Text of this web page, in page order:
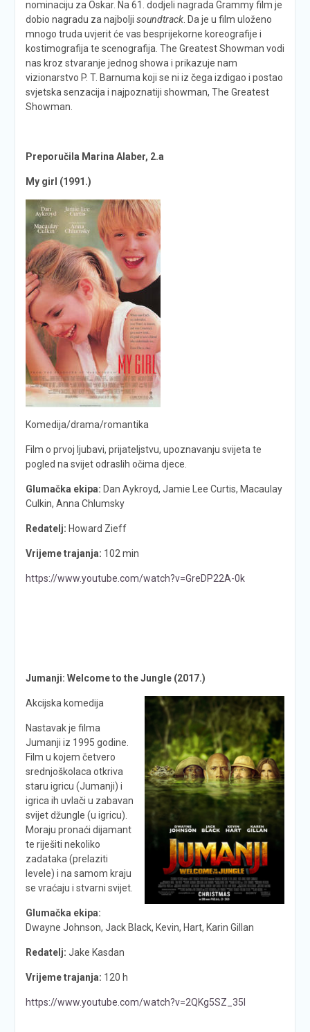
nominaciju za Oskar. Na 61. dodjeli nagrada Grammy film je
dobio nagradu za najbolji soundtrack. Da je u film uloženo
mnogo truda uvjerit će vas besprijekorne koreografije i
kostimografija te scenografija. The Greatest Showman vodi
nas kroz stvaranje jednog showa i prikazuje nam
vizionarstvo P. T. Barnuma koji se ni iz čega izdigao i postao
svjetska senzacija i najpoznatiji showman, The Greatest
Showman.
Preporučila Marina Alaber, 2.a
My girl (1991.)
Komedija/drama/romantika
Film o prvoj ljubavi, prijateljstvu, upoznavanju svijeta te
pogled na svijet odraslih očima djece.
Glumačka ekipa: Dan Aykroyd, Jamie Lee Curtis, Macaulay
Culkin, Anna Chlumsky
Redatelj: Howard Zieff
Vrijeme trajanja: 102 min
https://www.youtube.com/watch?v=GreDP22A-0k
Jumanji: Welcome to the Jungle (2017.)
Akcijska komedija
Nastavak je filma
Jumanji iz 1995 godine.
Film u kojem četvero
srednjoškolaca otkriva
staru igricu (Jumanji) i
igrica ih uvlači u zabavan
svijet džungle (u igricu).
Moraju pronaći dijamant
te riješiti nekoliko
zadataka (prelaziti
levele) i na samom kraju
se vraćaju i stvarni svijet.
Glumačka ekipa:
Dwayne Johnson, Jack Black, Kevin, Hart, Karin Gillan
Redatelj: Jake Kasdan
Vrijeme trajanja: 120 h
https://www.youtube.com/watch?v=2QKg5SZ_35I